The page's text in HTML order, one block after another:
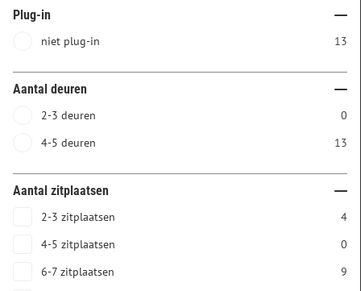
Plug-in
niet plug-in 13
Aantal deuren
2-3 deuren
0
4-5 deuren
13
Aantal zitplaatsen
2-3 zitplaatsen
4
4-5 zitplaatsen
0
6-7 zitplaatsen
9